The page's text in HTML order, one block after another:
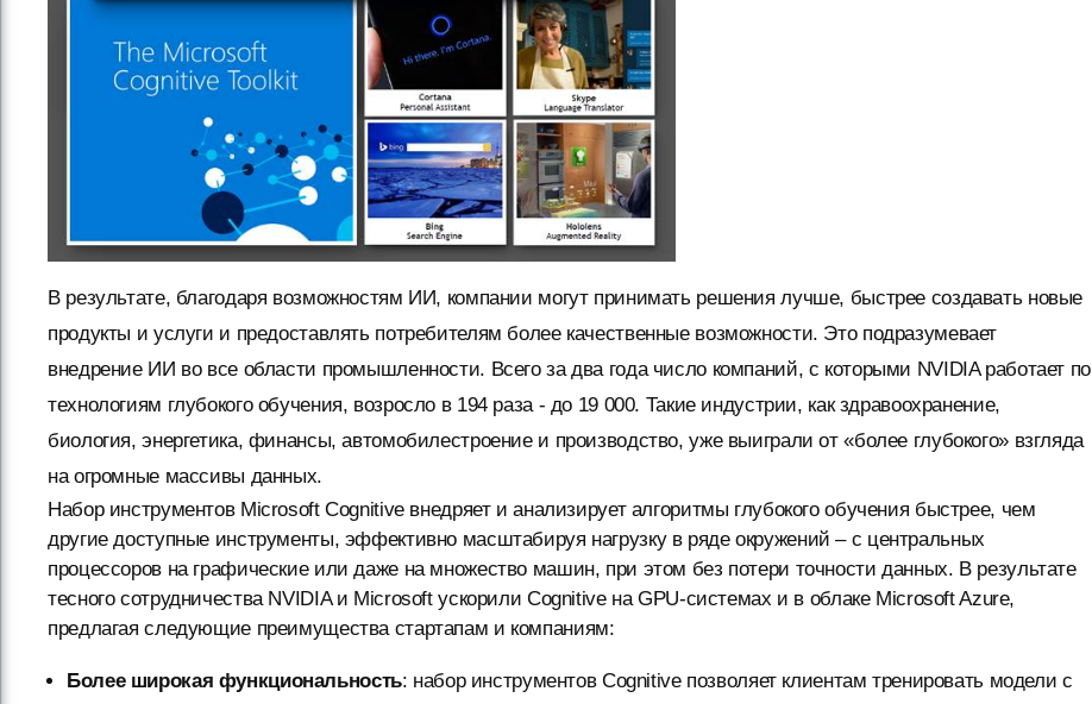
В результате, благодаря возможностям ИИ, компании могут принимать решения лучше, быстрее создавать новые
продукты и услуги и предоставлять потребителям более качественные возможности. Это подразумевает
внедрение ИИ во все области промышленности. Всего за два года число компаний, с которыми NVIDIA работает по
технологиям глубокого обучения, возросло в 194 раза - до 19 000. Такие индустрии, как здравоохранение,
биология, энергетика, финансы, автомобилестроение и производство, уже выиграли от «более глубокого» взгляда
на огромные массивы данных.
Набор инструментов Microsoft Cognitive внедряет и анализирует алгоритмы глубокого обучения быстрее, чем
другие доступные инструменты, эффективно масштабируя нагрузку в ряде окружений – с центральных
процессоров на графические или даже на множество машин, при этом без потери точности данных. В результате
тесного сотрудничества NVIDIA и Microsoft ускорили Cognitive на GPU-системах и в облаке Microsoft Azure,
предлагая следующие преимущества стартапам и компаниям:
Более широкая функциональность: набор инструментов Cognitive позволяет клиентам тренировать модели с